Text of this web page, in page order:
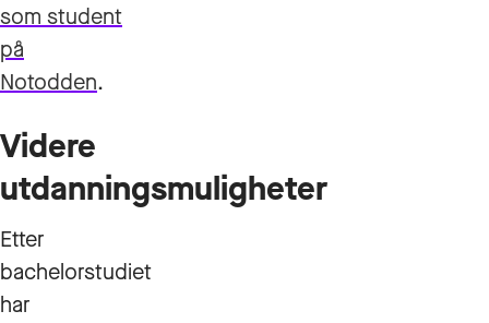
som student
på
Notodden.
Videre
utdanningsmuligheter
Etter
bachelorstudiet
har